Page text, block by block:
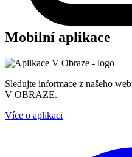
Mobilní aplikace
Sledujte informace z našeho
V OBRAZE.
Více o aplikaci